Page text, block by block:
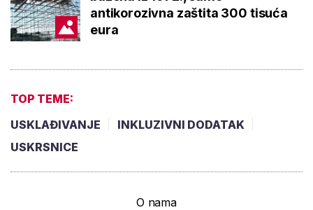
antikorozivna zaštita 300 tisuća
eura
TOP TEME:
USKLAĐIVANJE
INKLUZIVNI DODATAK
USKRSNICE
O nama